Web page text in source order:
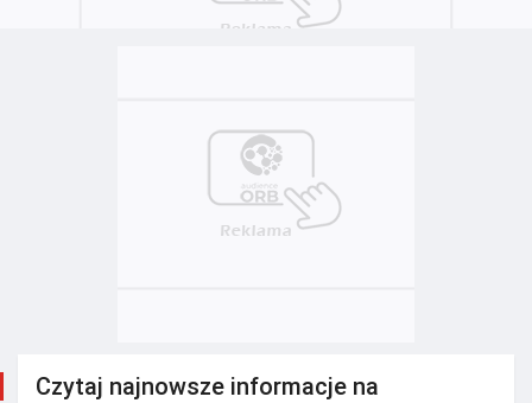
Czytaj najnowsze informacje na